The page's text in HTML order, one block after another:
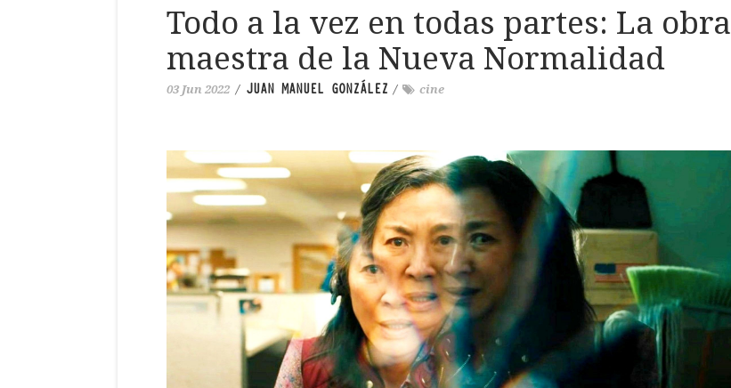
Todo a la vez en todas partes: La obra
maestra de la Nueva Normalidad
03 Jun 2022 / JUAN MANUEL GONZÁLEZ / cine